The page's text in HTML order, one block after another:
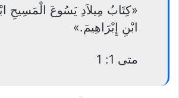
«كِتَابُ مِيلاَدِ يَسُوعَ الْمَسِيحِ
ابْنِ إِبْرَاهِيمَ.»
متى 1: 1